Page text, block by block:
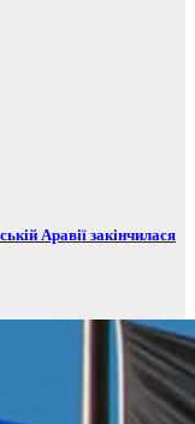
Аравії закінчилася